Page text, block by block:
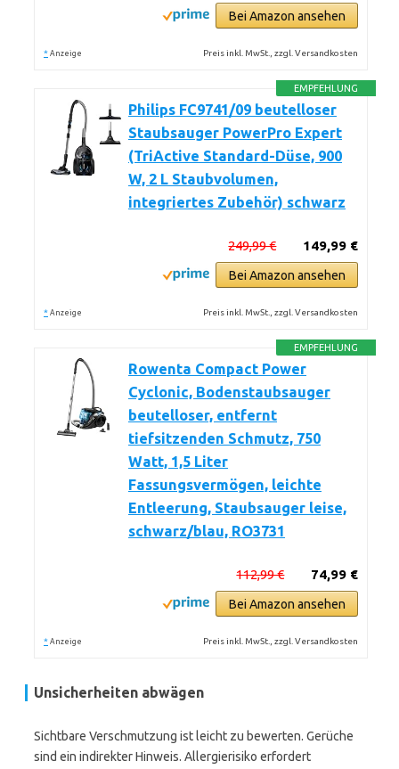
Bei Amazon ansehen
* Anzeige Preis inkl. MwSt., zzgl. Versandkosten
EMPFEHLUNG
Philips FC9741/09 beutelloser
Staubsauger PowerPro Expert
(TriActive Standard-Düse, 900
W, 2 L Staubvolumen,
integriertes Zubehör) schwarz
149,99 €
249,99 €
Bei Amazon ansehen
* Anzeige Preis inkl. MwSt., zzgl. Versandkosten
EMPFEHLUNG
Rowenta Compact Power
Cyclonic, Bodenstaubsauger
beutelloser, entfernt
tiefsitzenden Schmutz, 750
Watt, 1,5 Liter
Fassungsvermögen, leichte
Entleerung, Staubsauger leise,
schwarz/blau, RO3731
74,99 €
112,99 €
Bei Amazon ansehen
* Anzeige Preis inkl. MwSt., zzgl. Versandkosten
Unsicherheiten abwägen
Sichtbare Verschmutzung ist leicht zu bewerten. Gerüche
sind ein indirekter Hinweis. Allergierisiko erfordert